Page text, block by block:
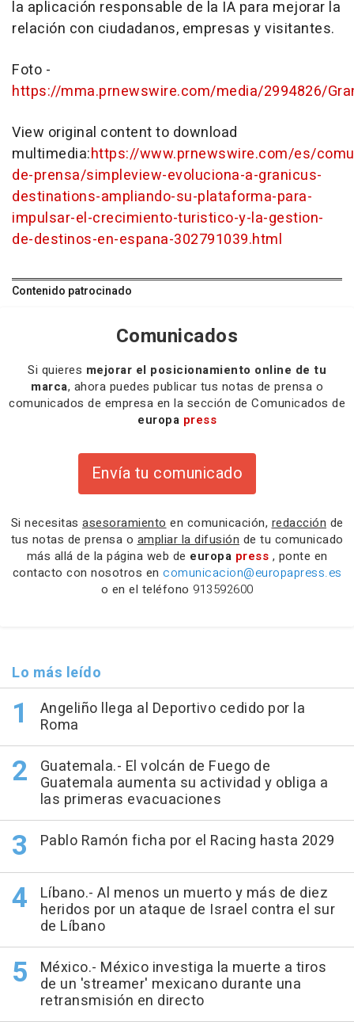
la aplicación responsable de la IA para mejorar la
relación con ciudadanos, empresas y visitantes.
Foto -
https://mma.prnewswire.com/media/2994826/
View original content to download
multimedia:https://www.prnewswire.com/es/
de-prensa/simpleview-evoluciona-a-granicus-
destinations-ampliando-su-plataforma-para-
impulsar-el-crecimiento-turistico-y-la-gestion-
de-destinos-en-espana-302791039.html
Contenido patrocinado
Comunicados
Si quieres mejorar el posicionamiento online de tu
marca, ahora puedes publicar tus notas de prensa o
comunicados de empresa en la sección de Comunicados de
europa press
Envía tu comunicado
Si necesitas asesoramiento en comunicación, redacción de
tus notas de prensa o ampliar la difusión de tu comunicado
más allá de la página web de europa press , ponte en
contacto con nosotros en comunicacion@europapress.es
o en el teléfono 913592600
Lo más leído
Angeliño llega al Deportivo cedido por la
Roma
Guatemala.- El volcán de Fuego de
Guatemala aumenta su actividad y obliga a
las primeras evacuaciones
Pablo Ramón ficha por el Racing hasta 2029
Líbano.- Al menos un muerto y más de diez
heridos por un ataque de Israel contra el sur
de Líbano
México.- México investiga la muerte a tiros
de un 'streamer' mexicano durante una
retransmisión en directo